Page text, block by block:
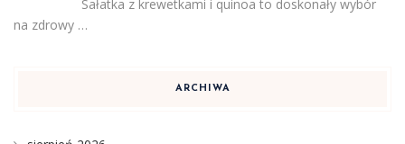
Sałatka z krewetkami i quinoa to doskonały wybór
na zdrowy …
ARCHIWA